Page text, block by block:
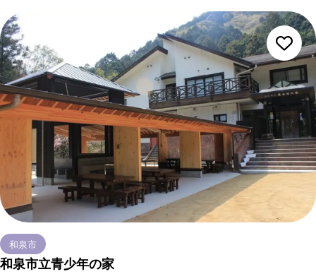
和泉市
和泉市立青少年の家